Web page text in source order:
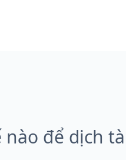
nào để dịch